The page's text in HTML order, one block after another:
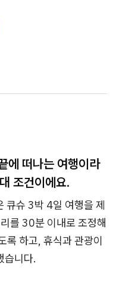
에 떠나는 여행이라
조건이에요.
큐슈 3박 4일 여행을 제
를 30분 이내로 조정해
록 하고, 휴식과 관광이
습니다.